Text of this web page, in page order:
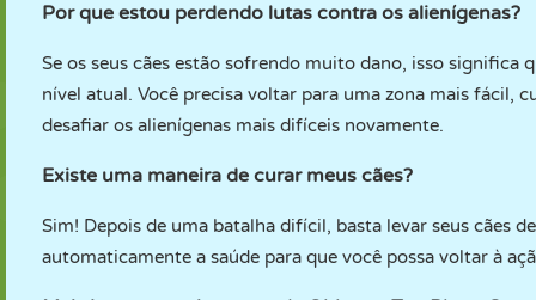
Por que estou perdendo lutas contra os alienígenas?
Se os seus cães estão sofrendo muito dano, isso
nível atual. Você precisa voltar para uma zona mais fácil,
desafiar os alienígenas mais difíceis novamente.
Existe uma maneira de curar meus cães?
Sim! Depois de uma batalha difícil, basta levar seus cães
automaticamente a saúde para que você possa voltar à